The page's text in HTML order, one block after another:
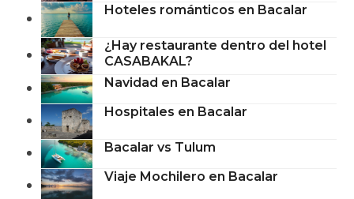
Hoteles románticos en Bacalar
¿Hay restaurante dentro del hotel
CASABAKAL?
Navidad en Bacalar
Hospitales en Bacalar
Bacalar vs Tulum
Viaje Mochilero en Bacalar